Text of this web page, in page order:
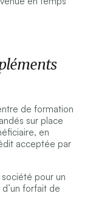
de formation
sur place
en
acceptée par
société pour un
forfait de